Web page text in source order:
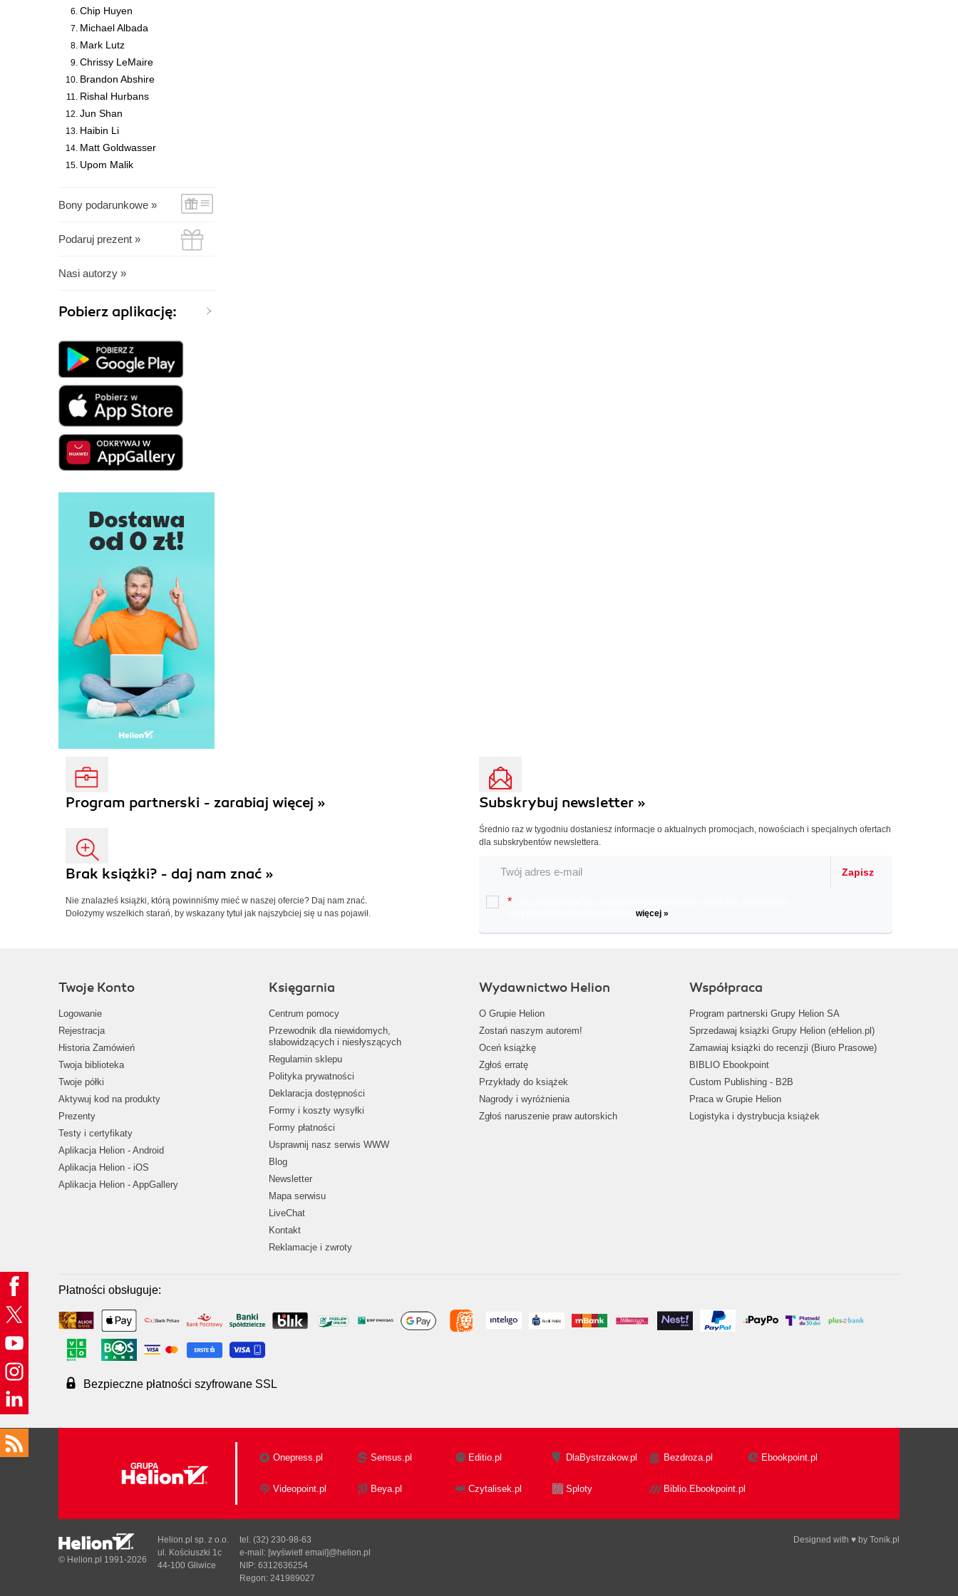
Chip Huyen
Michael Albada
Mark Lutz
Chrissy LeMaire
Brandon Abshire
Rishal Hurbans
Jun Shan
Haibin Li
Matt Goldwasser
Upom Malik
Bony podarunkowe »
Podaruj prezent »
Nasi autorzy »
Pobierz aplikację:
Program partnerski - zarabiaj więcej »
Brak książki? - daj nam znać »
Nie znalazłeś książki, którą powinniśmy mieć w naszej ofercie? Daj nam znać.
Dołożymy wszelkich starań, by wskazany tytuł jak najszybciej się u nas pojawił.
Subskrybuj newsletter »
Średnio raz w tygodniu dostaniesz informacje o aktualnych promocjach, nowościach i specjalnych ofertach
dla subskrybentów newslettera.
Zapisz
*
więcej »
Twoje Konto
Logowanie
Rejestracja
Historia Zamówień
Twoja biblioteka
Twoje półki
Aktywuj kod na produkty
Prezenty
Testy i certyfikaty
Aplikacja Helion - Android
Aplikacja Helion - iOS
Aplikacja Helion - AppGallery
Księgarnia
Centrum pomocy
Przewodnik dla niewidomych,
słabowidzących i niesłyszących
Regulamin sklepu
Polityka prywatności
Deklaracja dostępności
Formy i koszty wysyłki
Formy płatności
Usprawnij nasz serwis WWW
Blog
Newsletter
Mapa serwisu
LiveChat
Kontakt
Reklamacje i zwroty
Wydawnictwo Helion
O Grupie Helion
Zostań naszym autorem!
Oceń książkę
Zgłoś erratę
Przykłady do książek
Nagrody i wyróżnienia
Zgłoś naruszenie praw autorskich
Współpraca
Program partnerski Grupy Helion SA
Sprzedawaj książki Grupy Helion (eHelion.pl)
Zamawiaj książki do recenzji (Biuro Prasowe)
BIBLIO Ebookpoint
Custom Publishing - B2B
Praca w Grupie Helion
Logistyka i dystrybucja książek
Płatności obsługuje:
Bezpieczne płatności szyfrowane SSL
Onepress.pl Sensus.pl Editio.pl DlaBystrzakow.pl Bezdroza.pl Ebookpoint.pl
Videopoint.pl Beya.pl Czytalisek.pl Sploty Biblio.Ebookpoint.pl
Designed with ♥ by Tonik.pl
© Helion.pl 1991-2026
Helion.pl sp. z o.o.
ul. Kościuszki 1c
44-100 Gliwice
tel. (32) 230-98-63
e-mail: [wyświetl email]@helion.pl
NIP: 6312636254
Regon: 241989027